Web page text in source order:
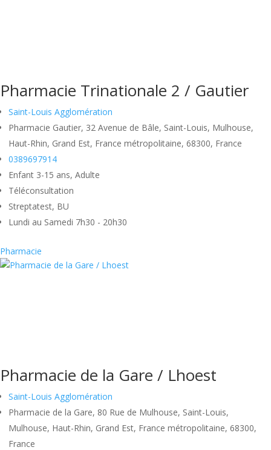
Pharmacie Trinationale 2 / Gautier
Saint-Louis Agglomération
Pharmacie Gautier, 32 Avenue de Bâle, Saint-Louis, Mulhouse,
Haut-Rhin, Grand Est, France métropolitaine, 68300, France
0389697914
Enfant 3-15 ans, Adulte
Téléconsultation
Streptatest, BU
Lundi au Samedi 7h30 - 20h30
Pharmacie
Pharmacie de la Gare / Lhoest
Saint-Louis Agglomération
Pharmacie de la Gare, 80 Rue de Mulhouse, Saint-Louis,
Mulhouse, Haut-Rhin, Grand Est, France métropolitaine, 68300,
France